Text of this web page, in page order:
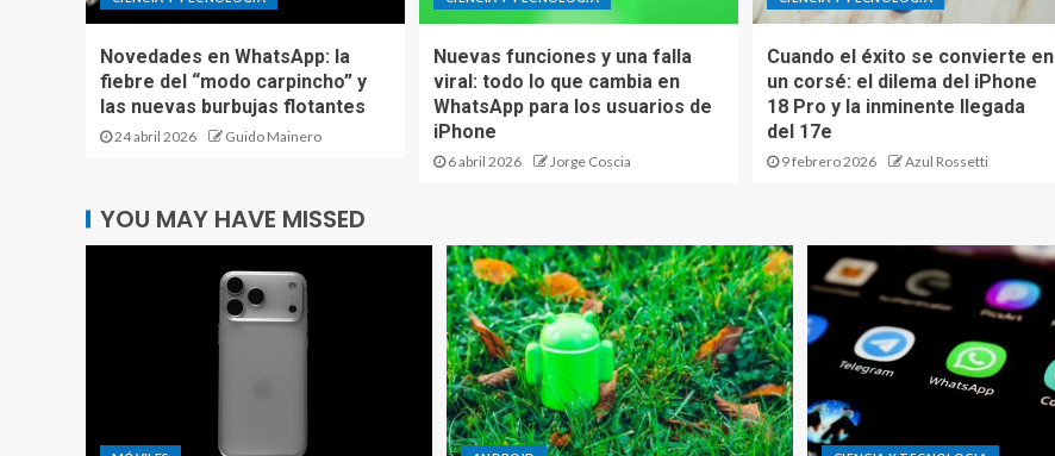
Novedades en WhatsApp: la
fiebre del “modo carpincho” y
las nuevas burbujas flotantes
24 abril 2026 Guido Mainero
Nuevas funciones y una falla
viral: todo lo que cambia en
WhatsApp para los usuarios de
iPhone
6 abril 2026 Jorge Coscia
Cuando el éxito se convierte en
un corsé: el dilema del iPhone
18 Pro y la inminente llegada
del 17e
9 febrero 2026 Azul Rossetti
YOU MAY HAVE MISSED